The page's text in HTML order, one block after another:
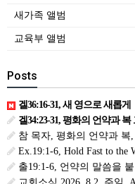
새가족 앨범
교육부 앨범
Posts
겔36:16-31, 새 영으로 새롭게
겔34:23-31, 평화의 언약과 복
참 목자, 평화의 언약과 복, 묵상 후, 복된
Ex.19:1-6, Hold Fast to the
출19:1-6, 언약의 말씀을